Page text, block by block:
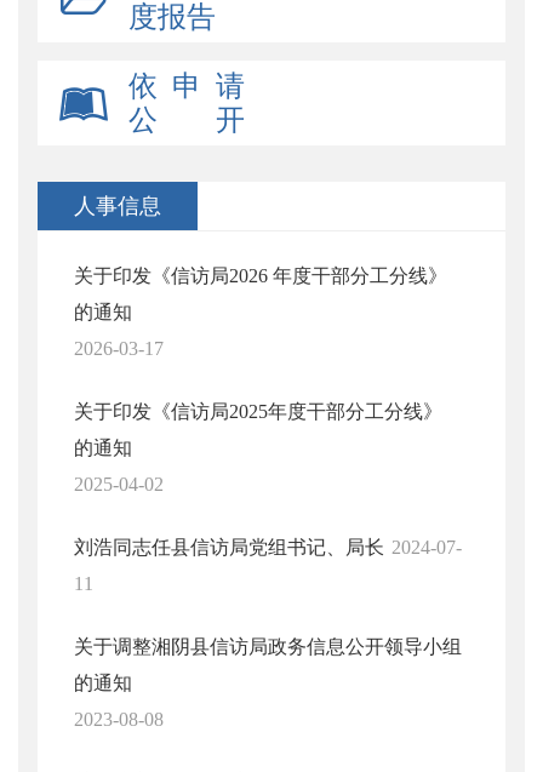
度报告
依 申 请
公 开
人事信息
关于印发《信访局2026 年度干部分工分线》
的通知
2026-03-17
关于印发《信访局2025年度干部分工分线》
的通知
2025-04-02
刘浩同志任县信访局党组书记、局长 2024-07-
11
关于调整湘阴县信访局政务信息公开领导小组
的通知
2023-08-08